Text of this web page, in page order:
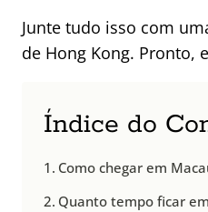
Junte tudo isso com
de Hong Kong. Pronto,
Índice do
Como chegar em
Quanto tempo ficar